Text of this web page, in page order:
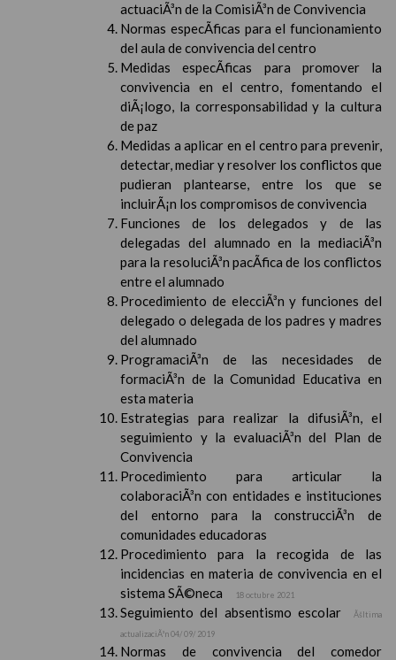
actuaciÃ³n de la ComisiÃ³n de Convivencia
Normas especÃ­ficas para el funcionamiento
del aula de convivencia del centro
Medidas especÃ­ficas para promover la
convivencia en el centro, fomentando el
diÃ¡logo, la corresponsabilidad y la cultura
de paz
Medidas a aplicar en el centro para prevenir,
detectar, mediar y resolver los conflictos que
pudieran plantearse, entre los que se
incluirÃ¡n los compromisos de convivencia
Funciones de los delegados y de las
delegadas del alumnado en la mediaciÃ³n
para la resoluciÃ³n pacÃ­fica de los conflictos
entre el alumnado
Procedimiento de elecciÃ³n y funciones del
delegado o delegada de los padres y madres
del alumnado
ProgramaciÃ³n de las necesidades de
formaciÃ³n de la Comunidad Educativa en
esta materia
Estrategias para realizar la difusiÃ³n, el
seguimiento y la evaluaciÃ³n del Plan de
Convivencia
Procedimiento para articular la
colaboraciÃ³n con entidades e instituciones
del entorno para la construcciÃ³n de
comunidades educadoras
Procedimiento para la recogida de las
incidencias en materia de convivencia en el
sistema SÃ©neca
18 octubre 2021
Seguimiento del absentismo escolar
Ãšltima
actualizaciÃ³n 04/ 09/ 2019
Normas de convivencia del comedor